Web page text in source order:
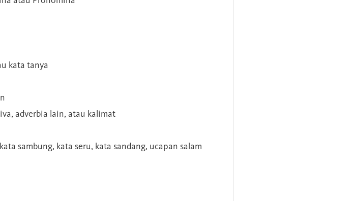
kata tanya
adverbia lain, atau kalimat
sambung, kata seru, kata sandang, ucapan salam